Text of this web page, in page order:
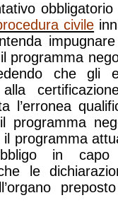
civile
impugnare
programma
che gli
l’erronea
programma
in capo
le